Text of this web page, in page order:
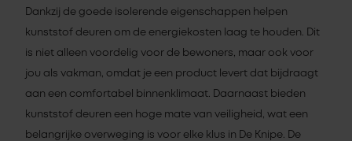
Dankzij de goede isolerende eigenschappen helpen
kunststof deuren om de energiekosten laag te houden. Dit
is niet alleen voordelig voor de bewoners, maar ook voor
jou als vakman, omdat je een product levert dat bijdraagt
aan een comfortabel binnenklimaat. Daarnaast bieden
kunststof deuren een hoge mate van veiligheid, wat een
belangrijke overweging is voor elke klus in De Knipe. De